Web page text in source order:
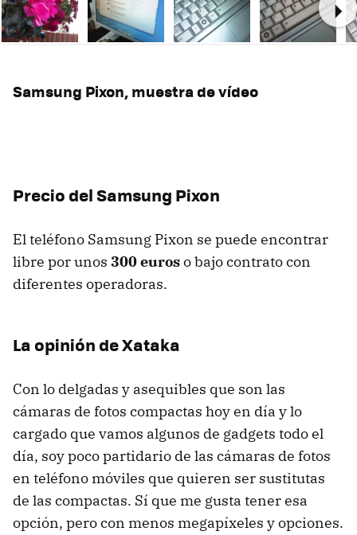
Samsung Pixon, muestra de vídeo
Precio del Samsung Pixon
El teléfono Samsung Pixon se puede encontrar
libre por unos 300 euroso bajo contrato con
diferentes operadoras.
La opinión de Xataka
Con lo delgadas y asequibles que son las
cámaras de fotos compactas hoy en día y lo
cargado que vamos algunos de gadgets todo el
día, soy poco partidario de las cámaras de fotos
en teléfono móviles que quieren ser sustitutas
de las compactas. Sí que me gusta tener esa
opción, pero con menos megapíxeles y opciones.